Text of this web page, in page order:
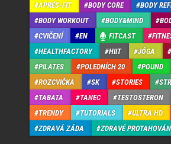
APRÉS-FIT BODY CORE
BODY
BODY WORKOUT
BODY&MIND
CVIČENÍ
EN FITCAST
HEALTHFACTORY
HIIT JÓGA
PILATES
POLEDNÍCH 20 POUND
ROZCVIČKA
SK STORIES
TABATA
TANEC TESTOSTERON
TRENDY
TUTORIALS ULTRA HD
ZDRAVÁ ZÁDA
ZDRAVÉ